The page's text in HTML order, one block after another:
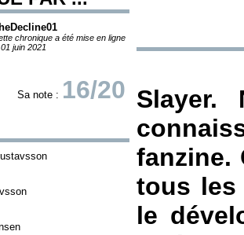
chronique a été mise en ligne
juin 2021
Sa note : 16/20
fanzine.
tous les
le